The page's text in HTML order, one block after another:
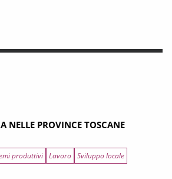
AL TERMINE DEL PNRR – Andamento
NELLE PROVINCE TOSCANE
produttivi Lavoro Sviluppo locale